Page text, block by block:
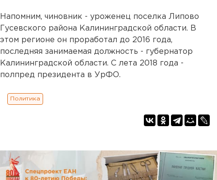
Напомним, чиновник - уроженец поселка Липово
Гусевского района Калининградской области. В
этом регионе он проработал до 2016 года,
последняя занимаемая должность - губернатор
Калининградской области. С лета 2018 года -
полпред президента в УрФО.
Политика